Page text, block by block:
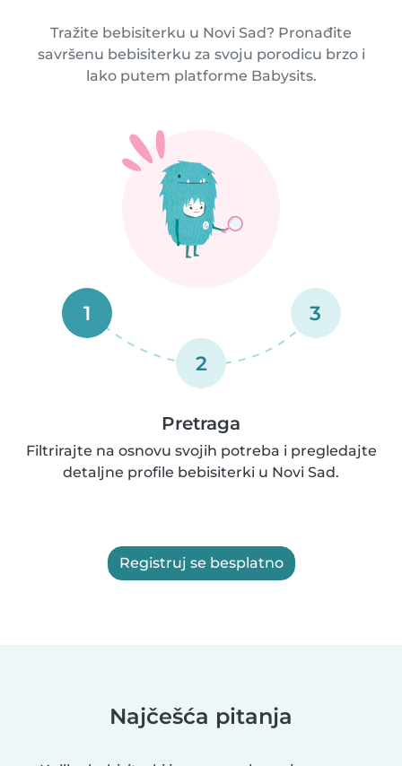
Tražite bebisiterku u Novi Sad? Pronađite
savršenu bebisiterku za svoju porodicu brzo i
lako putem platforme Babysits.
1
2
3
Pretraga
Filtrirajte na osnovu svojih potreba i pregledajte
detaljne profile bebisiterki u Novi Sad.
Registruj se besplatno
Najčešća pitanja